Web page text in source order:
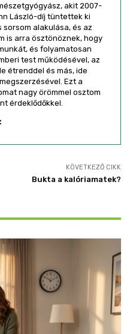
akit 2007-
László-díj tüntettek ki
alakulása, és az
is arra ösztönöznek, hogy
és folyamatosan
test működésével, az
étrenddel és más, ide
Ezt a
nagy örömmel osztom
érdeklődőkkel.
KÖVETKEZŐ CIKK
Bukta a kalóriamatek?